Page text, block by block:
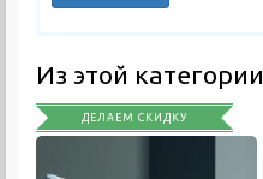
Из этой категории
ДЕЛАЕМ СКИДКУ